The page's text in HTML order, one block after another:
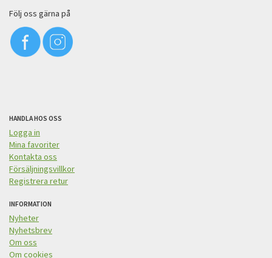
Följ oss gärna på
HANDLA HOS OSS
Logga in
Mina favoriter
Kontakta oss
Försäljningsvillkor
Registrera retur
INFORMATION
Nyheter
Nyhetsbrev
Om oss
Om cookies